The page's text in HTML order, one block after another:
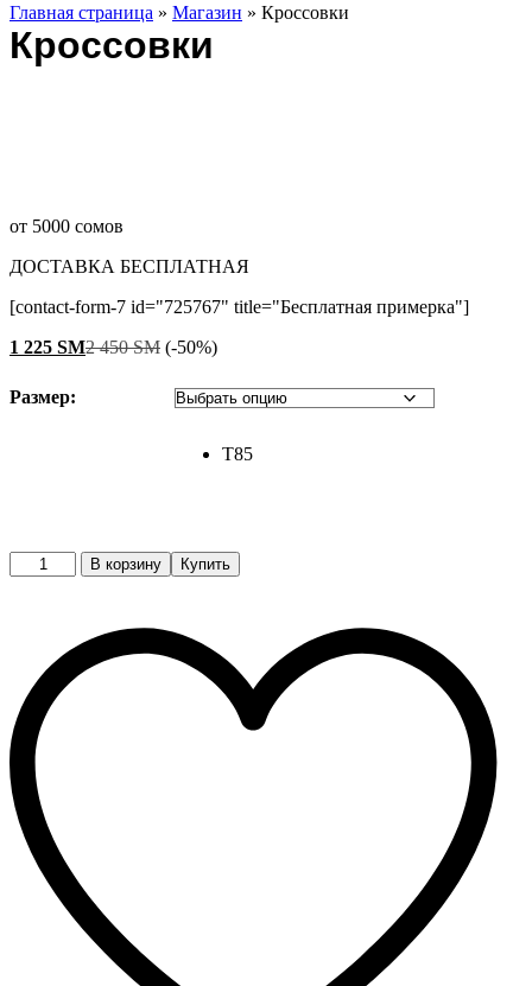
Главная страница » Магазин » Кроссовки
Кроссовки
от 5000 сомов
ДОСТАВКА БЕСПЛАТНАЯ
[contact-form-7 id="725767" title="Бесплатная примерка"]
1 225 ЅМ2 450ЅМ (-50%)
Размер:
T85
Кроссовки
quantity
В корзину Купить